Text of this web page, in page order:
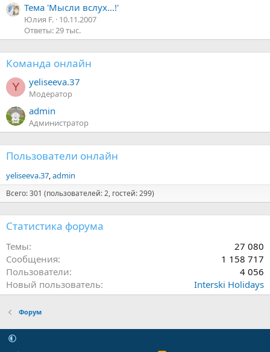
Тема 'Мысли вслух...!'
Юлия F. 10.11.2007
Ответы: 29 тыс.
Команда онлайн
Y yeliseeva.37
Модератор
admin
Администратор
Пользователи онлайн
yeliseeva.37 admin
Всего: 301 (пользователей: 2, гостей: 299)
Статистика форума
Темы
27 080
Сообщения
1 158 717
Пользователи
4 056
Новый пользователь
Interski Holidays
Форум